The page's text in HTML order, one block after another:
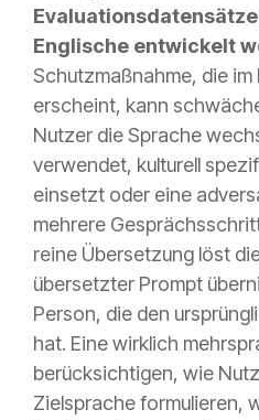
Englische entwickelt
Schutzmaßnahme, die
erscheint, kann
Nutzer die Sprache
verwendet, kulturell
einsetzt oder eine
mehrere
reine Übersetzung löst
übersetzter Prompt
Person, die den
hat. Eine wirklich
berücksichtigen, wie
Zielsprache formulieren,